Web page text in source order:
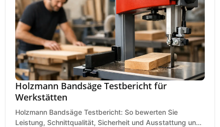
Holzmann Bandsäge Testbericht für
Werkstätten
Holzmann Bandsäge Testbericht: So bewerten Sie
Leistung, Schnittqualität, Sicherheit und Ausstattung und